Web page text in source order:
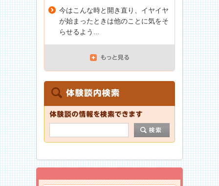
今はこんな時と開き直り、イヤイヤ
が始まったときは他のことに気をそ
らせるよう...